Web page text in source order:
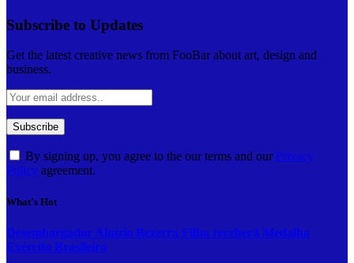
Subscribe to Updates
Get the latest creative news from FooBar about art, design and
business.
By signing up, you agree to the our terms and our Privacy
Policy agreement.
What's Hot
Desembargador Aluízio Bezerra Filho receberá Medalha
Exército Brasileiro